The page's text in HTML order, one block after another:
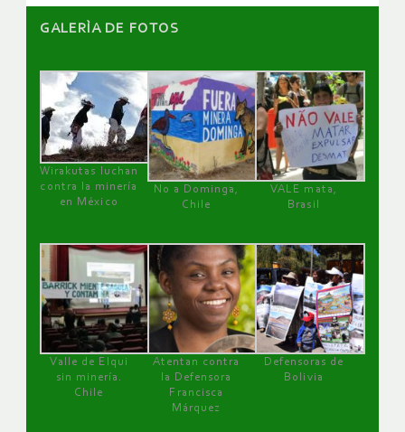
GALERÌA DE FOTOS
Wirakutas luchan
contra la minería
en México
No a Dominga,
Chile
VALE mata,
Brasil
Valle de Elqui
sin minería.
Chile
Atentan contra
la Defensora
Francisca
Márquez
Defensoras de
Bolivia